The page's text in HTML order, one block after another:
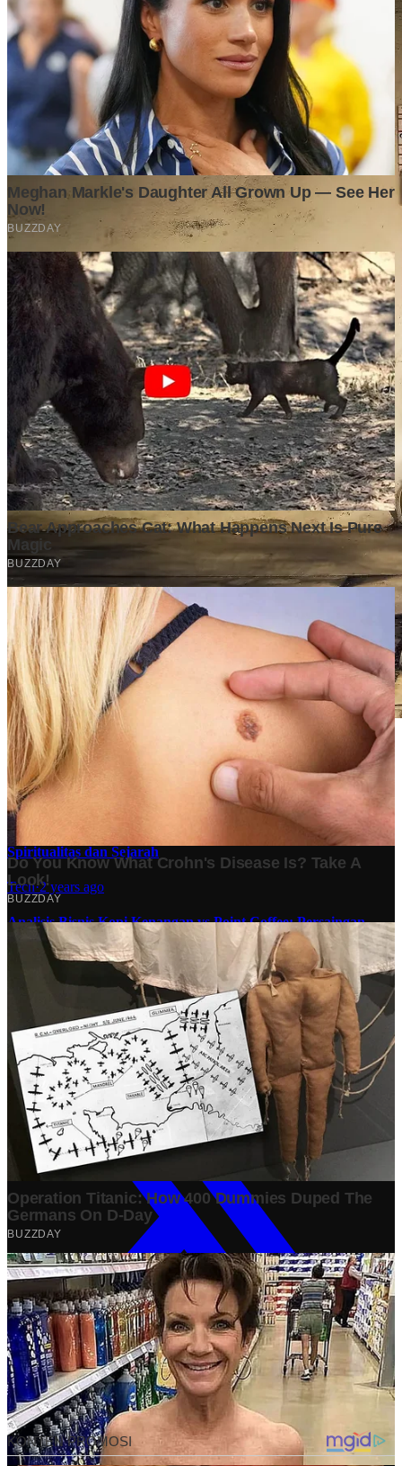
Stok BBM di Indonesia Hanya Tinggal 21 Hari, Apa
Dampaknya bagi Masyarakat?
Finansial
10 Makam Wali di Banten: Tempat Suci yang Memancarkan
Spiritualitas dan Sejarah
Tech·2 years ago
Analisis Bisnis Kopi Kenangan vs Point Coffee: Persaingan
dalam Industri Kopi Indonesia
1 year ago